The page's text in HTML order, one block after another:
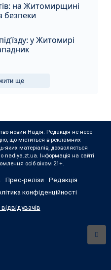
на Житомирщині
безпеки
у Житомирі
ще
новин Надія. Редакція не несе
що міститься в рекламних
яких матеріалів, дозволяється
Інформація на сайті
осіб віком 21+.
Прес-релізи
Редакція
конфіденційності